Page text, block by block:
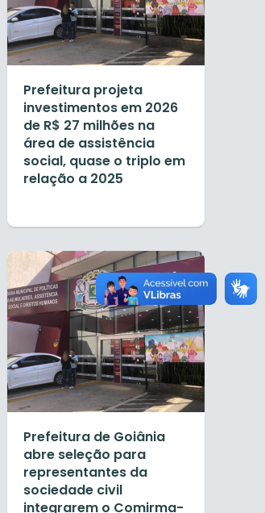
Prefeitura projeta
investimentos em 2026
de R$ 27 milhões na
área de assistência
social, quase o triplo em
relação a 2025
Prefeitura de Goiânia
abre seleção para
representantes da
sociedade civil
integrarem o Comirma-